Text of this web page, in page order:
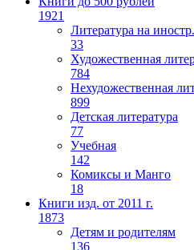
1921
Литература на
33
Художественная
784
Нехудожественная
899
Детская литература
77
Учебная
142
Комиксы и Манго
18
Книги изд. от 2011 г.
1873
Детям и родителям
136